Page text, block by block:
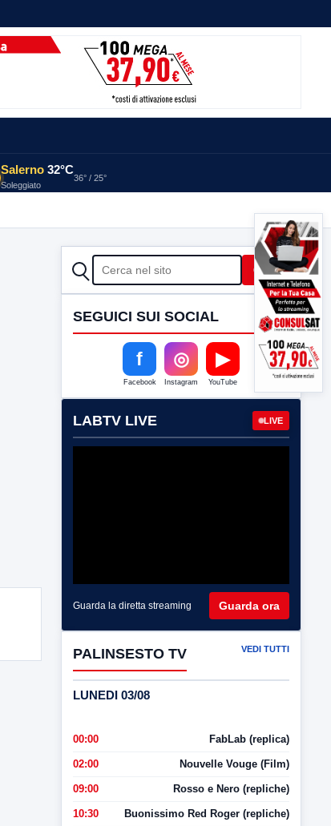
Salerno 32°C
Soleggiato
36° / 25°
CERCA Cerca
SEGUICI SUI SOCIAL
f
Facebook
◎
Instagram
▶
YouTube
LABTV LIVE LIVE
Guarda la diretta streaming Guarda ora
PALINSESTO TV VEDI TUTTI
LUNEDI 03/08
00:00 FabLab (replica)
02:00 Nouvelle Vouge (Film)
09:00 Rosso e Nero (repliche)
10:30 Buonissimo Red Roger (repliche)